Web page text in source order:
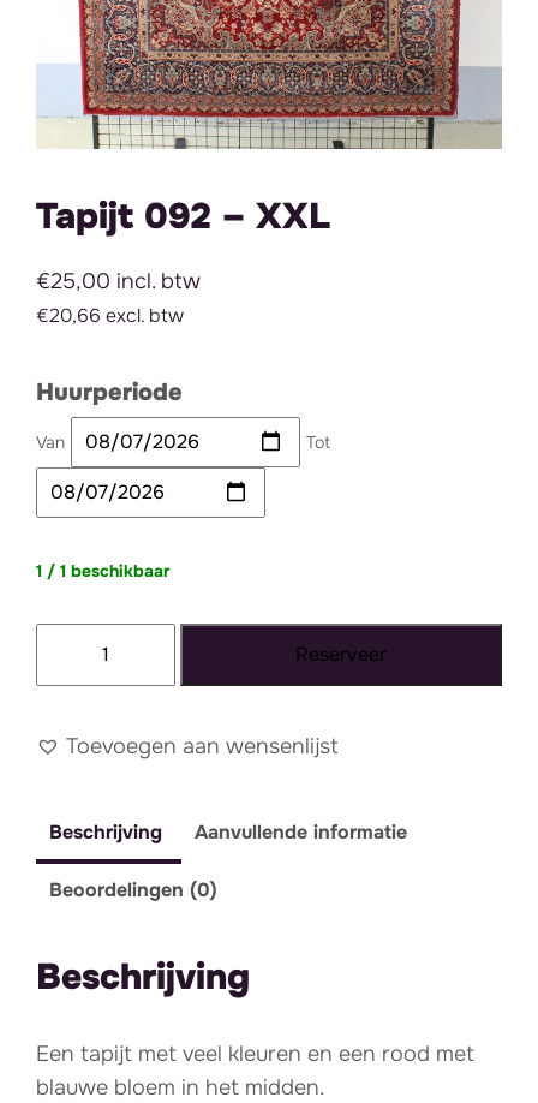
Tapijt 092 – XXL
€25,00 incl. btw
€20,66 excl. btw
Huurperiode
Van Tot
1 / 1 beschikbaar
XXL
Reserveer
Toevoegen aan wensenlijst
Beschrijving Aanvullende informatie
Beoordelingen (0)
Beschrijving
Een tapijt met veel kleuren en een rood met
blauwe bloem in het midden.